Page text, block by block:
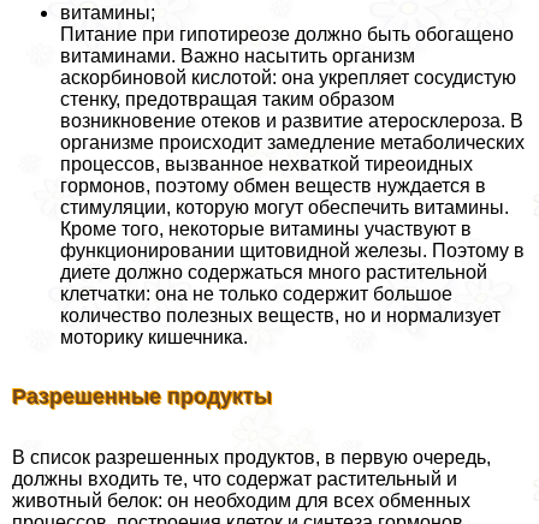
витамины;
Питание при гипотиреозе должно быть обогащено
витаминами. Важно насытить организм
аскорбиновой кислотой: она укрепляет сосудистую
стенку, предотвращая таким образом
возникновение отеков и развитие атеросклероза. В
организме происходит замедление метаболических
процессов, вызванное нехваткой тиреоидных
гормонов, поэтому обмен веществ нуждается в
стимуляции, которую могут обеспечить витамины.
Кроме того, некоторые витамины участвуют в
функционировании щитовидной железы. Поэтому в
диете должно содержаться много растительной
клетчатки: она не только содержит большое
количество полезных веществ, но и нормализует
моторику кишечника.
Разрешенные продукты
В список разрешенных продуктов, в первую очередь,
должны входить те, что содержат растительный и
животный белок: он необходим для всех обменных